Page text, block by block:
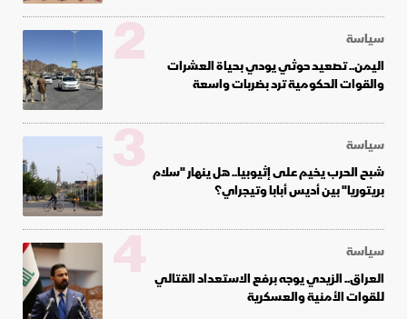
سياسة
اليمن.. تصعيد حوثي يودي بحياة العشرات
والقوات الحكومية ترد بضربات واسعة
2
سياسة
شبح الحرب يخيم على إثيوبيا.. هل ينهار "سلام
بريتوريا" بين أديس أبابا وتيجراي؟
3
سياسة
العراق.. الزيدي يوجه برفع الاستعداد القتالي
للقوات الأمنية والعسكرية
4